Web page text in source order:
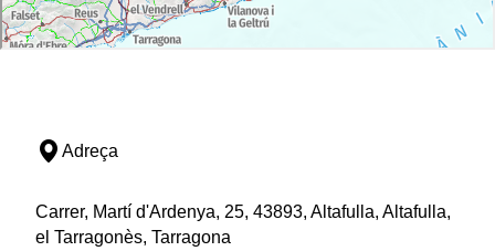
Adreça
Carrer, Martí d'Ardenya, 25, 43893, Altafulla, Altafulla,
el Tarragonès, Tarragona